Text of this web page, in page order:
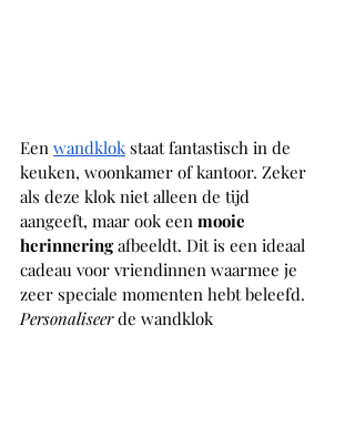
Een wandklok staat fantastisch in de
keuken, woonkamer of kantoor. Zeker
als deze klok niet alleen de tijd
aangeeft, maar ook een mooie
herinnering afbeeldt. Dit is een ideaal
cadeau voor vriendinnen waarmee je
zeer speciale momenten hebt beleefd.
Personaliseer de wandklok